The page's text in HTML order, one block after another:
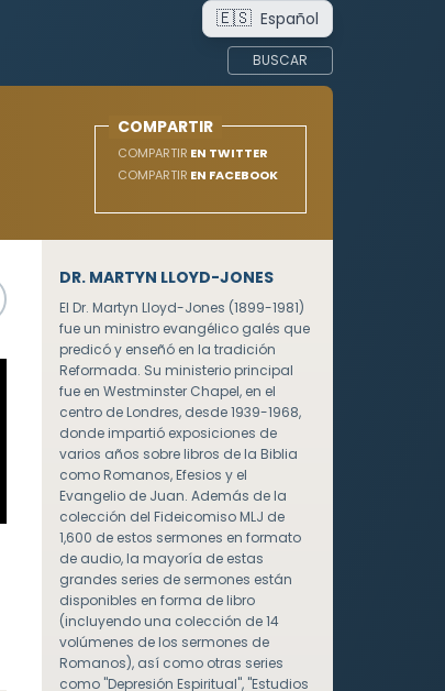
🇪🇸 Español
BUSCAR
COMPARTIR
COMPARTIR EN TWITTER
COMPARTIR EN FACEBOOK
DR. MARTYN LLOYD-JONES
El Dr. Martyn Lloyd-Jones (1899-1981)
fue un ministro evangélico galés que
predicó y enseñó en la tradición
Reformada. Su ministerio principal
fue en Westminster Chapel, en el
centro de Londres, desde 1939-1968,
donde impartió exposiciones de
varios años sobre libros de la Biblia
como Romanos, Efesios y el
Evangelio de Juan. Además de la
colección del Fideicomiso MLJ de
1,600 de estos sermones en formato
de audio, la mayoría de estas
grandes series de sermones están
disponibles en forma de libro
(incluyendo una colección de 14
volúmenes de los sermones de
Romanos), así como otras series
como "Depresión Espiritual", "Estudios